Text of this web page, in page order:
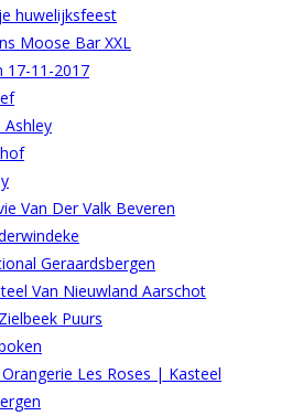
huwelijksfeest
Moose Bar XXL
17-11-2017
Van Der Valk Beveren
Geraardsbergen
Van Nieuwland Aarschot
Puurs
Les Roses | Kasteel